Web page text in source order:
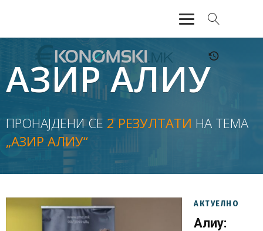
АКТУЕЛНО
ЕКОНОМИЈА
ФИНАНСИИ
БАНКАРСТВО
ЖИВОТ
МОЗАИК
АЗИР АЛИУ
ПРОНАЈДЕНИ СЕ 2 РЕЗУЛТАТИ НА ТЕМА
„АЗИР АЛИУ“
АКТУЕЛНО
Алиу: